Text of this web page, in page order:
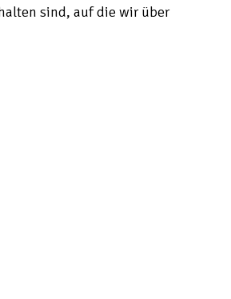
sind, auf die wir über